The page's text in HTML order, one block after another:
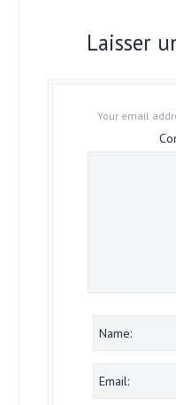
Laisser
Your email